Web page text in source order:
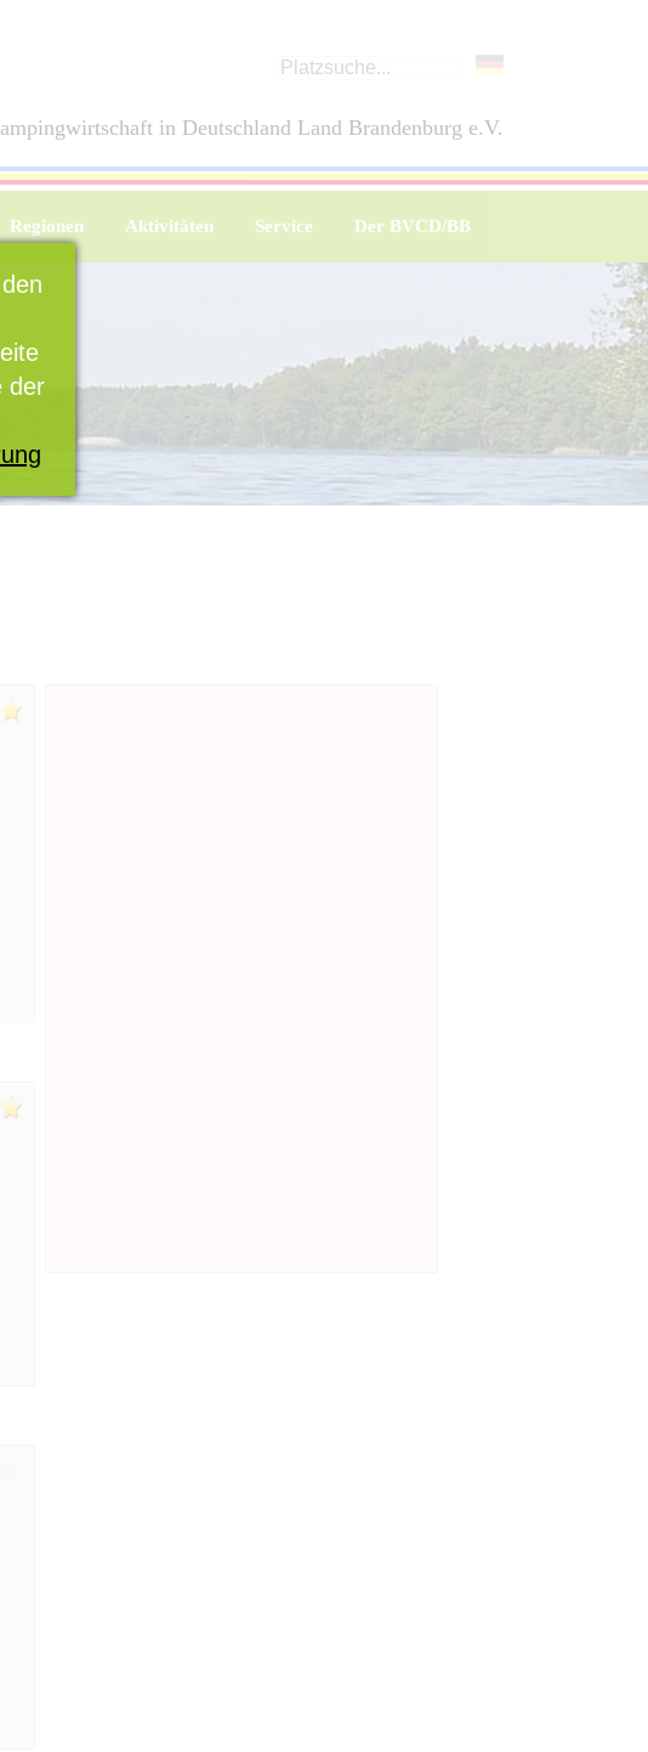
in Deutschland Land Brandenburg e.V.
Regionen Aktivitäten Service Der BVCD/BB
der